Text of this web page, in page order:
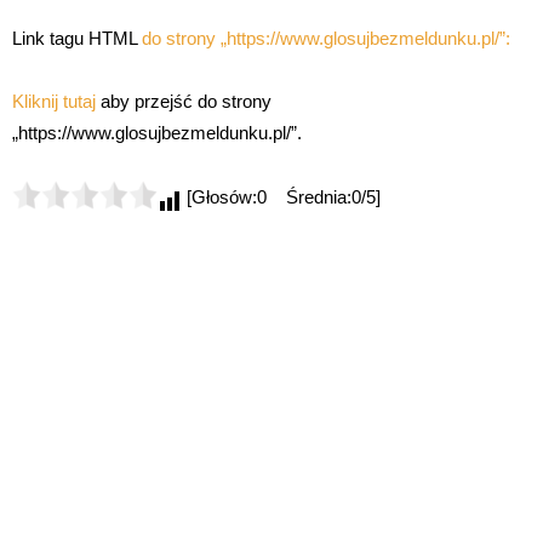
Link tagu HTMLdo strony „https://www.glosujbezmeldunku.pl/”:
Kliknij tutaj aby przejść do strony
„https://www.glosujbezmeldunku.pl/”.
[Głosów:0 Średnia:0/5]